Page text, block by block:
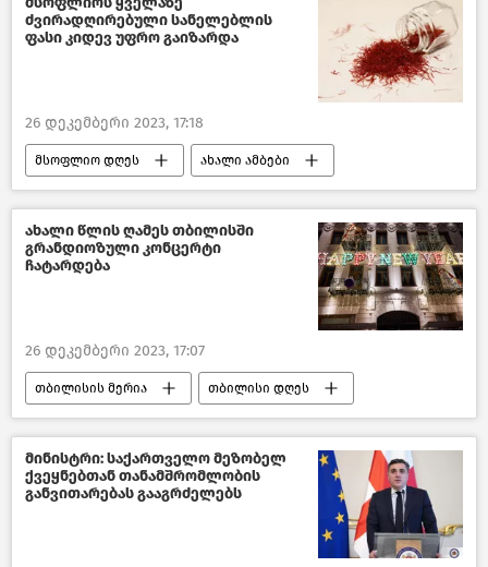
ძვირადღირებული სანელებლის
ფასი კიდევ უფრო გაიზარდა
26 დეკემბერი 2023, 17:18
მსოფლიო დღეს ახალი ამბები
მსოფლიოს ახალი ამბები ირანი
ახალი წლის ღამეს თბილისში
გრანდიოზული კონცერტი
ჩატარდება
26 დეკემბერი 2023, 17:07
თბილისის მერია თბილისი დღეს
ახალი წელი 2024 ახალი ამბები
კახა კალაძე საზოგადოება
საქართველო
მინისტრი: საქართველო მეზობელ
ქვეყნებთან თანამშრომლობის
განვითარებას გააგრძელებს